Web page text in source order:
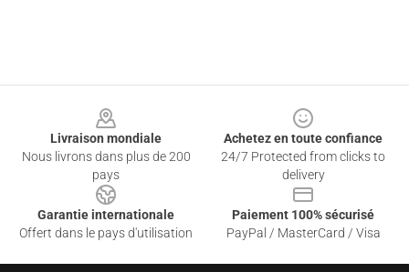
Livraison mondiale
Nous livrons dans plus de 200
pays
Achetez en toute confiance
24/7 Protected from clicks to
delivery
Garantie internationale
Offert dans le pays d'utilisation
Paiement 100% sécurisé
PayPal / MasterCard / Visa